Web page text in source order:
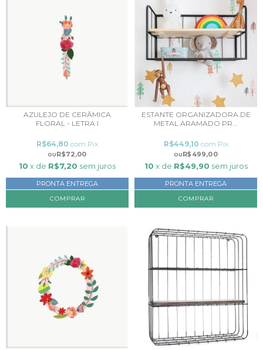
AZULEJO DE CERÂMICA
FLORAL - LETRA I
R$72,00
R$64,80 com Pix
10 x de R$7,20 sem juros
PRONTA ENTREGA
ESTANTE ORGANIZADORA DE
METAL ARAMADO PR...
R$499,00
R$449,10 com Pix
10 x de R$49,90 sem juros
PRONTA ENTREGA